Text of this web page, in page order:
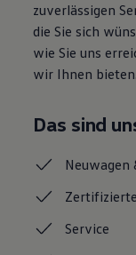
zuverlässigen
die Sie sich
wie Sie uns
wir Ihnen bieten.
Das sind
Neuwagen
Service